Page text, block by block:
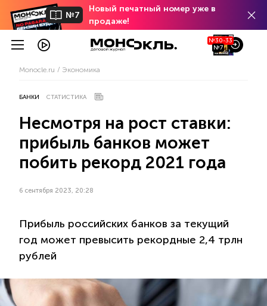
№7
Новый печатный номер уже в
продаже!
№30-33
№7
Monocle.ru Экономика
БАНКИ СТАТИСТИКА
Несмотря на рост ставки:
прибыль банков может
побить рекорд 2021 года
6 сентября 2023, 20:28
Прибыль российских банков за текущий
год может превысить рекордные 2,4 трлн
рублей